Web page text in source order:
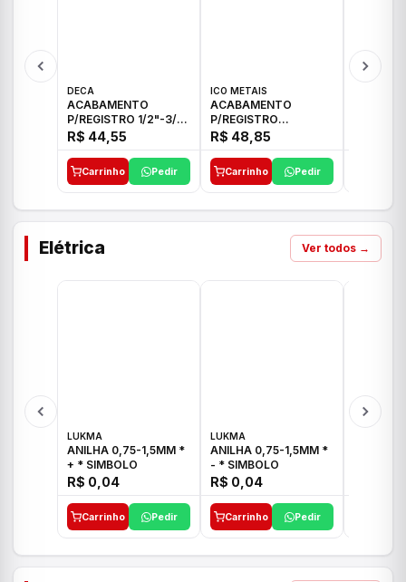
DECA
ACABAMENTO
P/REGISTRO 1/2"-3/4"
E 1"C21.PQ DECA
R$ 44,55
Carrinho Pedir
ICO METAIS
ACABAMENTO
P/REGISTRO
1/2"-3/4"-1" ACB M
CS 33 ICO
R$ 48,85
Carrinho Pedir
Elétrica Ver todos →
LUKMA
ANILHA 0,75-1,5MM *
+ * SIMBOLO
R$ 0,04
Carrinho Pedir
LUKMA
ANILHA 0,75-1,5MM *
- * SIMBOLO
R$ 0,04
Carrinho Pedir